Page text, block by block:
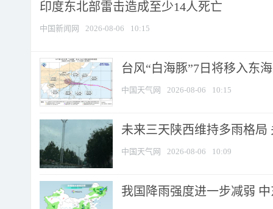
印度东北部雷击造成至少14人死亡
中国新闻网 2026-08-06 10:15
台风“白海豚”7日将移入东
中国天气网 2026-08-06 10:15
未来三天陕西维持多雨格局
中国天气网 2026-08-06 10:09
我国降雨强度进一步减弱